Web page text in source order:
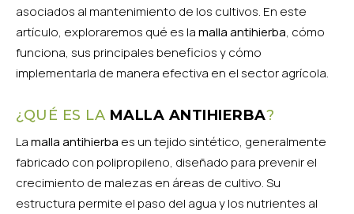
asociados al mantenimiento de los cultivos. En este
artículo, exploraremos qué es lamalla antihierba, cómo
funciona, sus principales beneficios y cómo
implementarla de manera efectiva en el sector agrícola.
¿QUÉ ES LA MALLA ANTIHIERBA?
Lamalla antihierba es un tejido sintético, generalmente
fabricado con polipropileno, diseñado para prevenir el
crecimiento de malezas en áreas de cultivo. Su
estructura permite el paso del agua y los nutrientes al